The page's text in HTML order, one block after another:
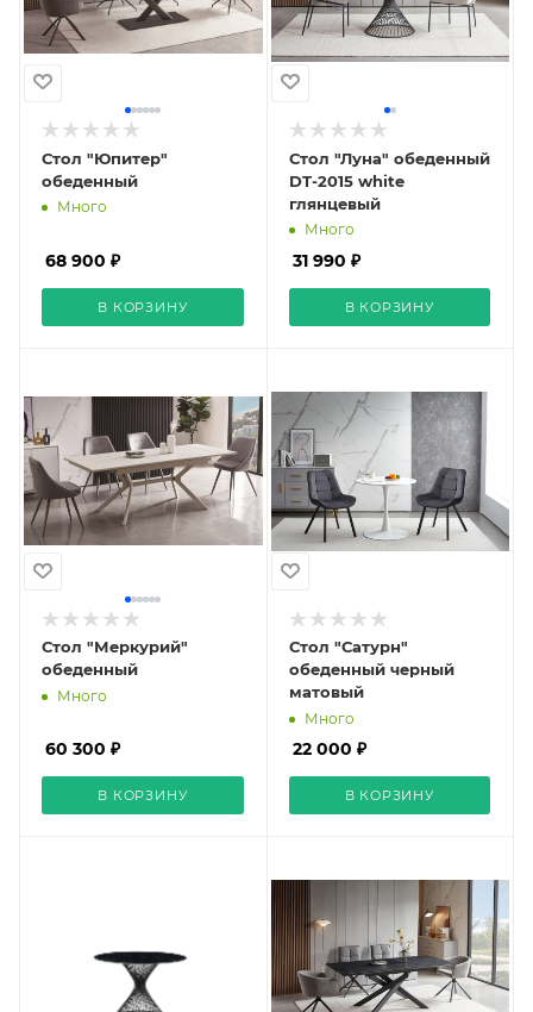
Стол "Юпитер"
обеденный
Много
68 900 ₽
В КОРЗИНУ
Стол "Луна" обеденный
DT-2015 white
глянцевый
Много
31 990 ₽
В КОРЗИНУ
Стол "Меркурий"
обеденный
Много
60 300 ₽
В КОРЗИНУ
Стол "Сатурн"
обеденный черный
матовый
Много
22 000 ₽
В КОРЗИНУ